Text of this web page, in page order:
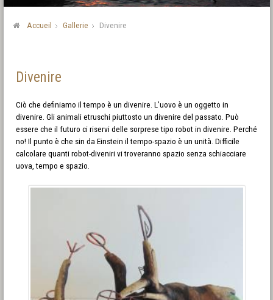
Accueil Gallerie Divenire
Divenire
Ciò che definiamo il tempo è un divenire. L’uovo è un oggetto in
divenire. Gli animali etruschi piuttosto un divenire del passato. Può
essere che il futuro ci riservi delle sorprese tipo robot in divenire. Perché
no! Il punto è che sin da Einstein il tempo-spazio è un unità. Difficile
calcolare quanti robot-diveniri vi troveranno spazio senza schiacciare
uova, tempo e spazio.